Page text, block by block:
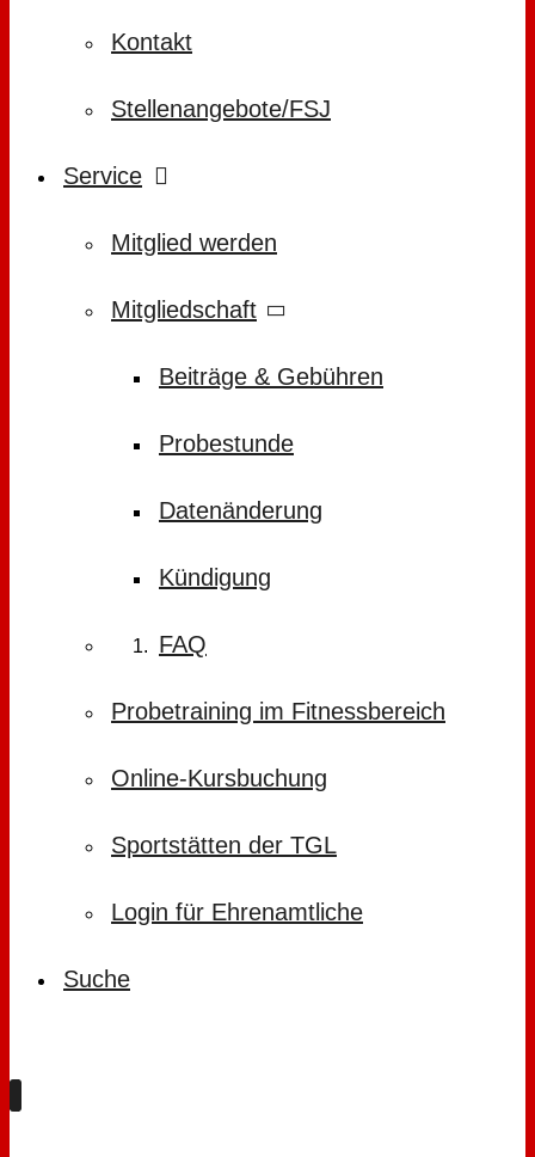
Kontakt
Stellenangebote/FSJ
Service
Mitglied werden
Mitgliedschaft
Beiträge & Gebühren
Probestunde
Datenänderung
Kündigung
FAQ
Probetraining im Fitnessbereich
Online-Kursbuchung
Sportstätten der TGL
Login für Ehrenamtliche
Suche